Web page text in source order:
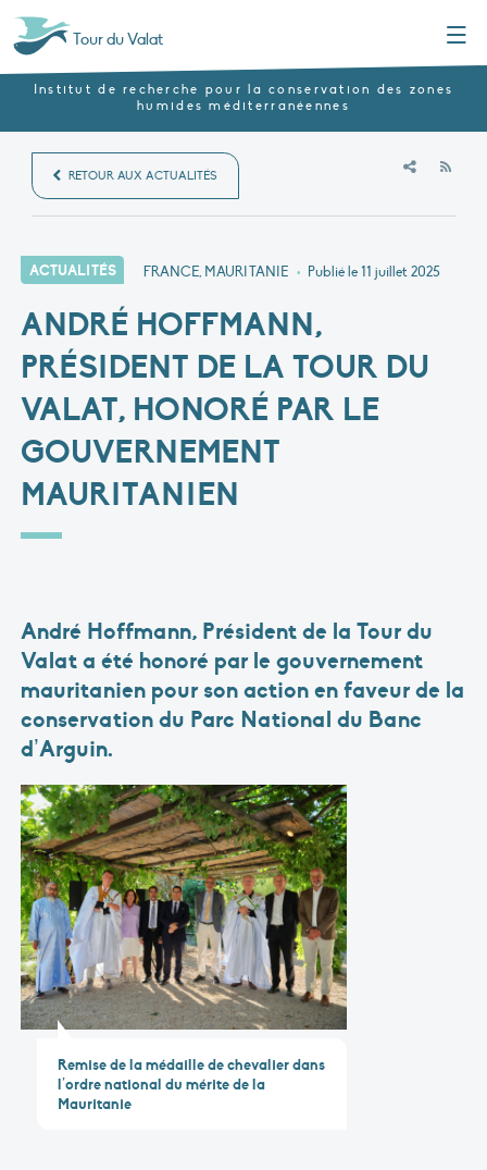
Tour du Valat
Institut de recherche pour la conservation des zones
humides méditerranéennes
RETOUR AUX ACTUALITÉS
ACTUALITÉS FRANCE, MAURITANIE • Publié le11 juillet 2025
ANDRÉ HOFFMANN,
PRÉSIDENT DE LA TOUR DU
VALAT, HONORÉ PAR LE
GOUVERNEMENT
MAURITANIEN
André Hoffmann, Président de la Tour du
Valat a été honoré par le gouvernement
mauritanien pour son action en faveur de la
conservation du Parc National du Banc
d’Arguin.
Remise de la médaille de chevalier dans
l’ordre national du mérite de la
Mauritanie